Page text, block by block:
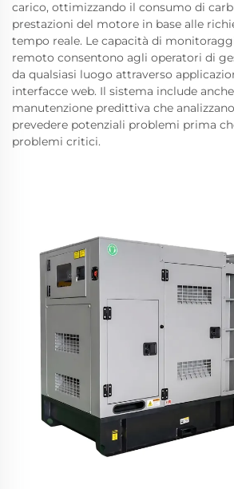
carico, ottimizzando il consumo di
prestazioni del motore in base alle
tempo reale. Le capacità di
remoto consentono agli operatori di
da qualsiasi luogo attraverso
interfacce web. Il sistema include
manutenzione predittiva che
prevedere potenziali problemi prima
problemi critici.